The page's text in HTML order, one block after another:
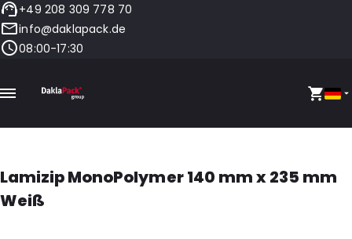
+49 208 309 778 70
info@daklapack.de
08:00-17:30
Lamizip MonoPolymer 140 mm x 235 mm
Weiß